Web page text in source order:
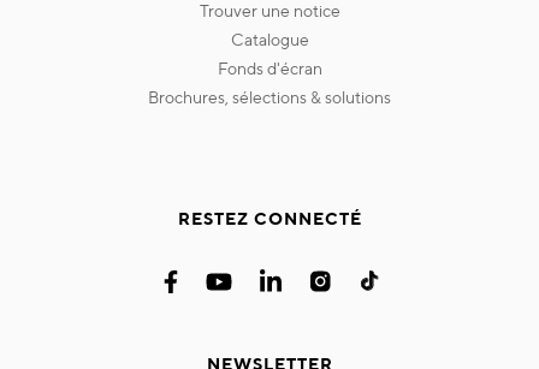
trouver une notice
catalogue
fonds d'écran
brochures, sélections & solutions
RESTEZ CONNECTÉ
NEWSLETTER